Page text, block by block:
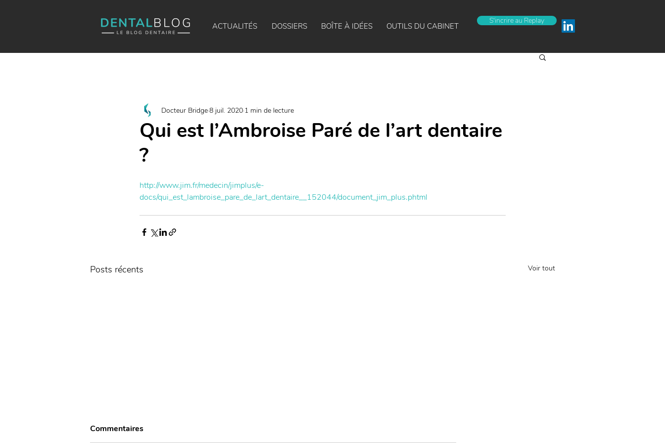
ACTUALITÉS DOSSIERS BOÎTE À IDÉES OUTILS DU CABINET
S'incrire au Replay
Qui est l’Ambroise Paré de l’art dentaire
?
Docteur Bridge8 juil. 2020 1 min de lecture
http://www.jim.fr/medecin/jimplus/e-
docs/qui_est_lambroise_pare_de_lart_dentaire__152044/document_jim_plus.phtml
Posts récents Voir tout
Commentaires